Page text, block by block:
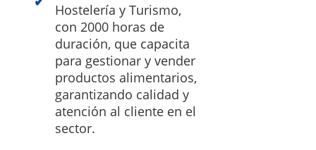
Hostelería y Turismo,
con 2000 horas de
duración, que capacita
para gestionar y vender
productos alimentarios,
garantizando calidad y
atención al cliente en el
sector.